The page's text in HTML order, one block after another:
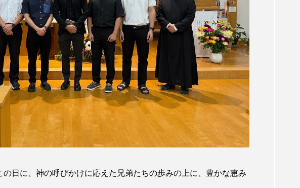
日に、神の呼びかけに応えた兄弟たちの歩みの上に、豊かな恵み